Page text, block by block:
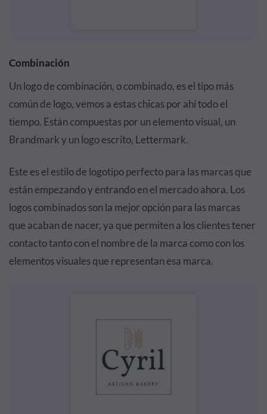
Combinación
Un logo de combinación, o combinado, es el tipo más
común de logo, vemos a estas chicas por ahí todo el
tiempo. Están compuestas por un elemento visual, un
Brandmark y un logo escrito, Lettermark.
Este es el estilo de logotipo perfecto para las marcas que
están empezando y entrando en el mercado ahora. Los
logos combinados son la mejor opción para las marcas
que acaban de nacer, ya que permiten a los clientes tener
contacto tanto con el nombre de la marca como con los
elementos visuales que representan esa marca.